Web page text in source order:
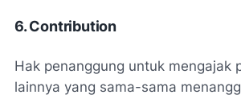
6. Contribution
Hak penanggung untuk mengajak
lainnya yang sama-sama